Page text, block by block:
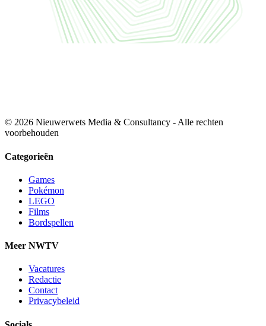
© 2026 Nieuwerwets Media & Consultancy - Alle rechten
voorbehouden
Categorieën
Games
Pokémon
LEGO
Films
Bordspellen
Meer NWTV
Vacatures
Redactie
Contact
Privacybeleid